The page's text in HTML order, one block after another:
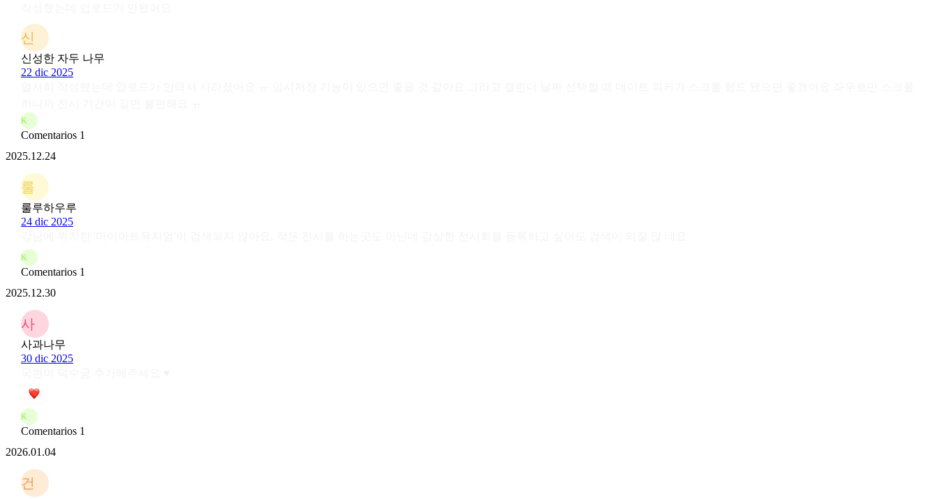
신
신성한 자두 나무
22 dic 2025
K
Comentarios 1
2025.12.24
룰
룰루하우루
24 dic 2025
K
Comentarios 1
2025.12.30
사
사과나무
30 dic 2025
K
Comentarios 1
2026.01.04
건